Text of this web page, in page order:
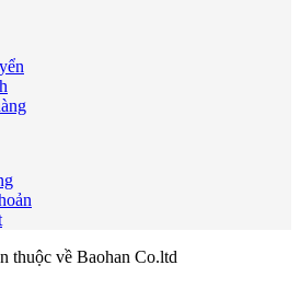
thuộc về Baohan Co.ltd